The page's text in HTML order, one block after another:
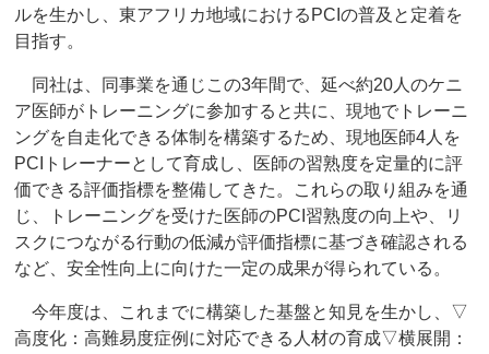
ルを生かし、東アフリカ地域におけるPCIの普及と定着を
目指す。
同社は、同事業を通じこの3年間で、延べ約20人のケニ
ア医師がトレーニングに参加すると共に、現地でトレーニ
ングを自走化できる体制を構築するため、現地医師4人を
PCIトレーナーとして育成し、医師の習熟度を定量的に評
価できる評価指標を整備してきた。これらの取り組みを通
じ、トレーニングを受けた医師のPCI習熟度の向上や、リ
スクにつながる行動の低減が評価指標に基づき確認される
など、安全性向上に向けた一定の成果が得られている。
今年度は、これまでに構築した基盤と知見を生かし、▽
高度化：高難易度症例に対応できる人材の育成▽横展開：